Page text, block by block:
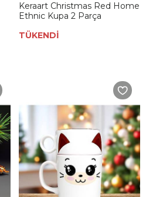
Keraart Christmas Red Home
Ethnic Kupa 2 Parça
TÜKENDİ